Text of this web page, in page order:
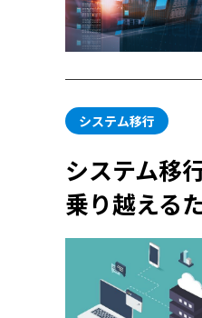
システム移行
システム移
乗り越える